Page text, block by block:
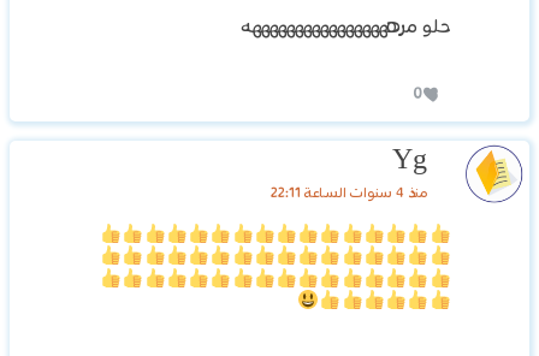
حلو مرهههههههههههههههههه
0
Yg
منذ 4 سنوات الساعة 22:11